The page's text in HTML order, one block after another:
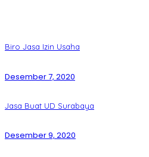
Biro Jasa Izin Usaha
Desember 7, 2020
Jasa Buat UD Surabaya
Desember 9, 2020